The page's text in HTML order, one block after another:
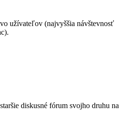
užívateľov (najvyššia návštevnosť
diskusné fórum svojho druhu na